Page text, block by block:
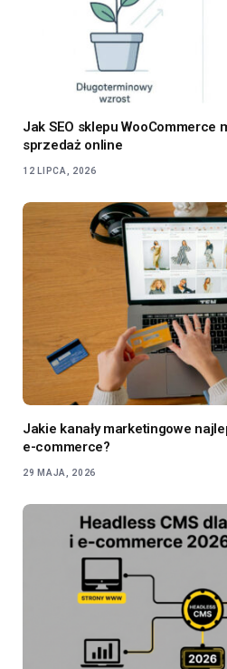
Jak SEO sklepu WooCommerce
sprzedaż online
12 LIPCA, 2026
Jakie kanały marketingowe
e-commerce?
29 MAJA, 2026